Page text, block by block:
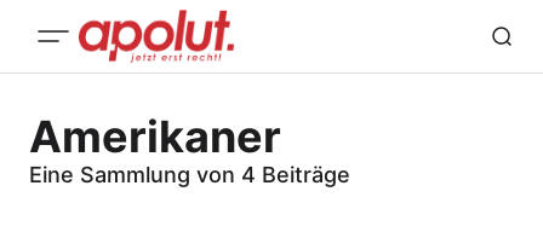
Amerikaner
Eine Sammlung von 4 Beiträge